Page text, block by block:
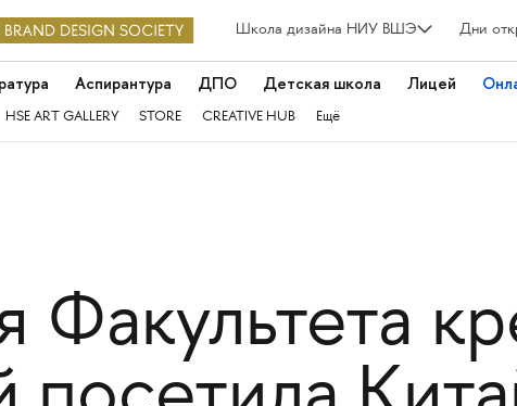
Школа дизайна НИУ ВШЭ Дни
Аспирантура ДПО Детская школа Лицей
HSE ART GALLERY STORE CREATIVE HUB Ещё
Факультета